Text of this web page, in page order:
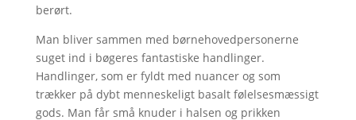
berørt.
Man bliver sammen med børnehovedpersonerne
suget ind i bøgeres fantastiske handlinger.
Handlinger, som er fyldt med nuancer og som
trækker på dybt menneskeligt basalt følelsesmæssigt
gods. Man får små knuder i halsen og prikken